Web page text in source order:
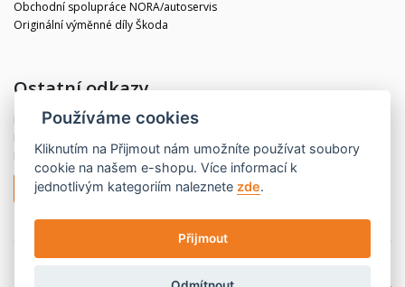
Obchodní spolupráce NORA/autoservis
Originální výměnné díly Škoda
Ostatní odkazy
Blog
Partneři
Odstoupit od smlouvy
Používáme cookies
Kliknutím na Přijmout nám umožníte používat soubory
cookie na našem e-shopu. Více informací k
jednotlivým kategoriím naleznete zde.
Přijmout